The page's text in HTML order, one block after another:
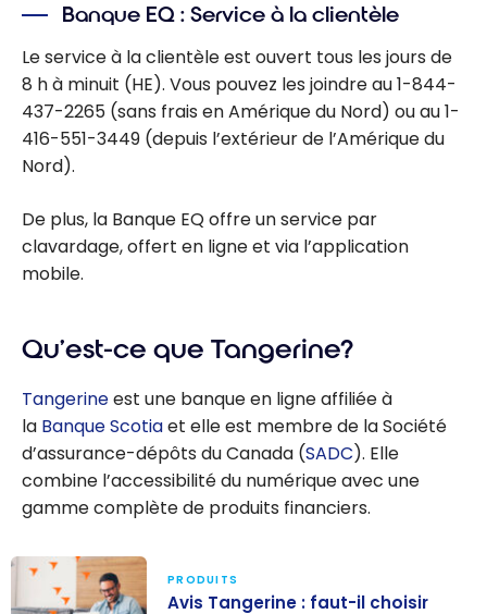
Banque EQ : Service à la clientèle
Le service à la clientèle est ouvert tous les jours de
8 h à minuit (HE). Vous pouvez les joindre au 1-844-
437-2265 (sans frais en Amérique du Nord) ou au 1-
416-551-3449 (depuis l’extérieur de l’Amérique du
Nord).
De plus, la Banque EQ offre un service par
clavardage, offert en ligne et via l’application
mobile.
Qu’est-ce que Tangerine?
Tangerineest une banque en ligne affiliée à
la Banque Scotiaet elle est membre de la Société
d’assurance-dépôts du Canada (SADC). Elle
combine l’accessibilité du numérique avec une
gamme complète de produits financiers.
PRODUITS
Avis Tangerine : faut-il choisir